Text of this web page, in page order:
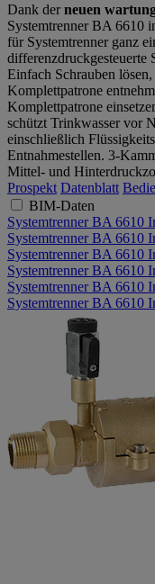
Dank derneuen
Systemtrenner BA 6610
für Systemtrenner ganz
differenzdruckgesteuerte
Einfach Schrauben
Komplettpatrone
Komplettpatrone
schützt Trinkwasser vor
einschließlich
Entnahmestellen. 3-
Mittel- und
Prospekt Datenblatt
BIM-Daten
Systemtrenner BA 6610
Systemtrenner BA 6610
Systemtrenner BA 6610
Systemtrenner BA 6610
Systemtrenner BA 6610
Systemtrenner BA 6610